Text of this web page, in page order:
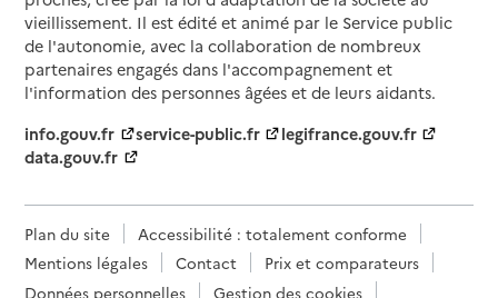
vieillissement. Il est édité et animé par le Service public
de l'autonomie, avec la collaboration de nombreux
partenaires engagés dans l'accompagnement et
l'information des personnes âgées et de leurs aidants.
info.gouv.fr
service-public.fr
legifrance.gouv.fr
data.gouv.fr
Plan du site
Accessibilité : totalement conforme
Mentions légales
Contact
Prix et comparateurs
Données personnelles
Gestion des cookies